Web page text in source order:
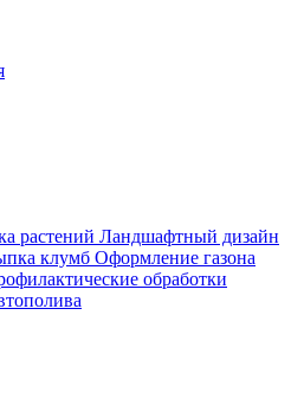
растений Ландшафтный дизайн
клумб Оформление газона
обработки